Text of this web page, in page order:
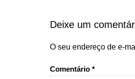
Deixe um
O seu endereço de e-
Comentário *